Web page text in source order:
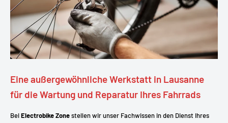
Eine außergewöhnliche Werkstatt in Lausanne
für die Wartung und Reparatur Ihres Fahrrads
BeiElectrobike Zonestellen wir unser Fachwissen in den Dienst Ihres